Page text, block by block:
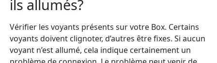
ils allumés?
Vérifier les voyants présents sur votre Box. Certains
voyants doivent clignoter, d’autres être fixes. Si aucun
voyant n’est allumé, cela indique certainement un